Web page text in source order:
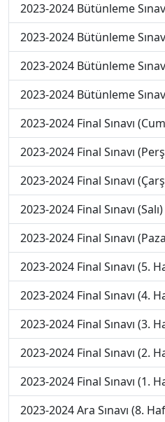
2023-2024 Bütünleme
2023-2024 Bütünleme
2023-2024 Bütünleme
2023-2024 Bütünleme
2023-2024 Final Sınavı
2023-2024 Final Sınavı
2023-2024 Final Sınavı
2023-2024 Final Sınavı (Salı)
2023-2024 Final Sınavı
2023-2024 Final Sınavı (5.
2023-2024 Final Sınavı (4.
2023-2024 Final Sınavı (3.
2023-2024 Final Sınavı (2.
2023-2024 Final Sınavı (1.
2023-2024 Ara Sınavı (8.